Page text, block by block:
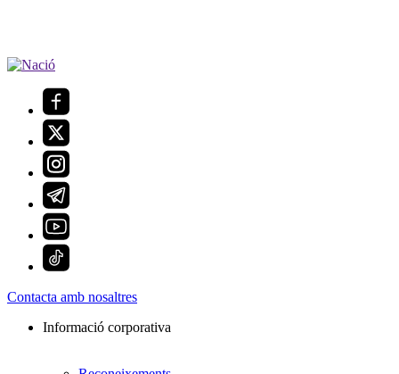
Contacta amb nosaltres
Informació corporativa